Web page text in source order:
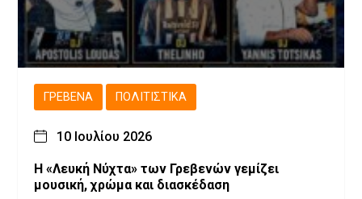
ΓΡΕΒΕΝΆ ΠΟΛΙΤΙΣΤΙΚΆ
10 Ιουλίου 2026
Η «Λευκή Νύχτα» των Γρεβενών γεμίζει
μουσική, χρώμα και διασκέδαση